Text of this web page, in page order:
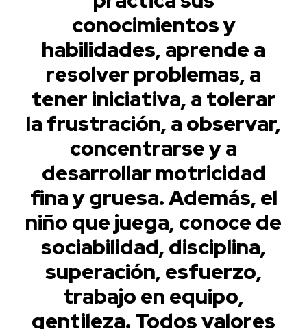
conocimientos y
habilidades, aprende a
resolver problemas, a
tener iniciativa, a tolerar
la frustración, a observar,
concentrarse y a
desarrollar motricidad
fina y gruesa. Además, el
niño que juega, conoce de
sociabilidad, disciplina,
superación, esfuerzo,
trabajo en equipo,
gentileza. Todos valores